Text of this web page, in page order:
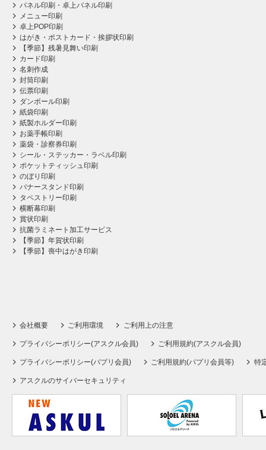
パネル印刷・卓上パネル印刷
メニュー印刷
卓上POP印刷
はがき・ポストカード・挨拶状印刷
【季節】残暑見舞い印刷
カード印刷
名刺作成
封筒印刷
伝票印刷
ダンボール印刷
紙袋印刷
紙製ホルダー印刷
お薬手帳印刷
薬袋・診察券印刷
シール・ステッカー・ラベル印刷
ポケットティッシュ印刷
のぼり印刷
バナースタンド印刷
タペストリー印刷
横断幕印刷
賞状印刷
抗菌ラミネート加工サービス
【季節】年賀状印刷
【季節】喪中はがき印刷
会社概要 ご利用環境 ご利用上の注意
プライバシーポリシー(アスクル会員) ご利用規約(アスクル会員)
プライバシーポリシー(パプリ会員) ご利用規約(パプリ会員等) 特
アスクルのサイバーセキュリティ